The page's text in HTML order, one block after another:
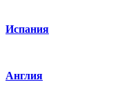
Испания
Англия